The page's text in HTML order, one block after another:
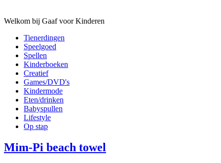
Welkom bij Gaaf voor Kinderen
Tienerdingen
Speelgoed
Spellen
Kinderboeken
Creatief
Games/DVD's
Kindermode
Eten/drinken
Babyspullen
Lifestyle
Op stap
Mim-Pi beach towel